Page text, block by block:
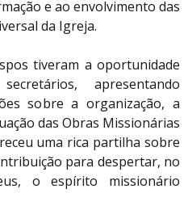
e ao envolvimento das
da Igreja.
tiveram a oportunidade
apresentando
sobre a organização, a
das Obras Missionárias
uma rica partilha sobre
para despertar, no
o espírito missionário